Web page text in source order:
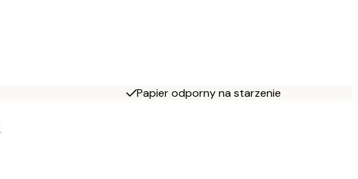
Papier odporny na starzenie